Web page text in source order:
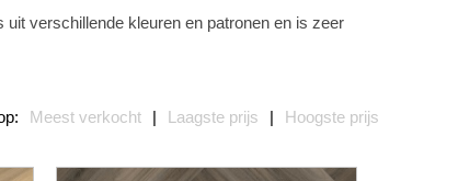
verschillende kleuren en patronen en is zeer
Meest verkocht | Laagste prijs | Hoogste prijs